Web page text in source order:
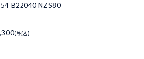
B22040 NZS80
(税込)